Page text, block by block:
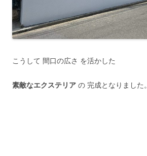
こうして 間口の広さ を活かした
素敵なエクステリア の 完成となりました。